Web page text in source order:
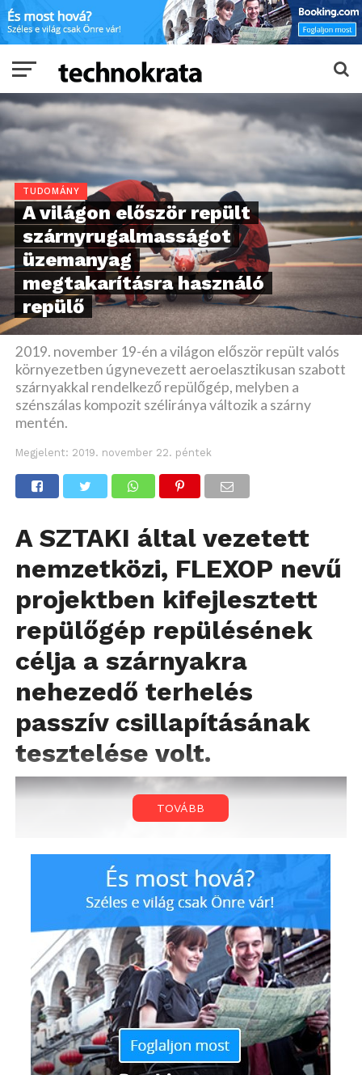
TUDOMÁNY
A világon először repült
szárnyrugalmasságot
üzemanyag
megtakarításra használó
repülő
2019. november 19-én a világon először repült valós
környezetben úgynevezett aeroelasztikusan szabott
szárnyakkal rendelkező repülőgép, melyben a
szénszálas kompozit széliránya változik a szárny
mentén.
Megjelent: 2019. november 22. péntek
A SZTAKI által vezetett
nemzetközi, FLEXOP nevű
projektben kifejlesztett
repülőgép repülésének
célja a szárnyakra
nehezedő terhelés
passzív csillapításának
tesztelése volt.
A projekt vezetése mellett a SZTAKI tervezte, építette
és működteti a fedélzeti avionikai (elektromos és
elektronikai repülési) rendszert, beleértve a
TOVÁBB